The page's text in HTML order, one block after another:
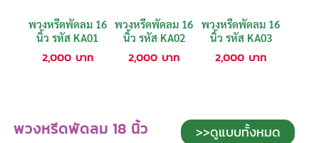
พวงหรีดพัดลม 16
นิ้ว รหัส KA01
2,000 บาท
พวงหรีดพัดลม 16
นิ้ว รหัส KA02
2,000 บาท
พวงหรีดพัดลม 16
นิ้ว รหัส KA03
2,000 บาท
พวงหรีดพัดลม 18 นิ้ว >>ดูแบบทั้งหมด